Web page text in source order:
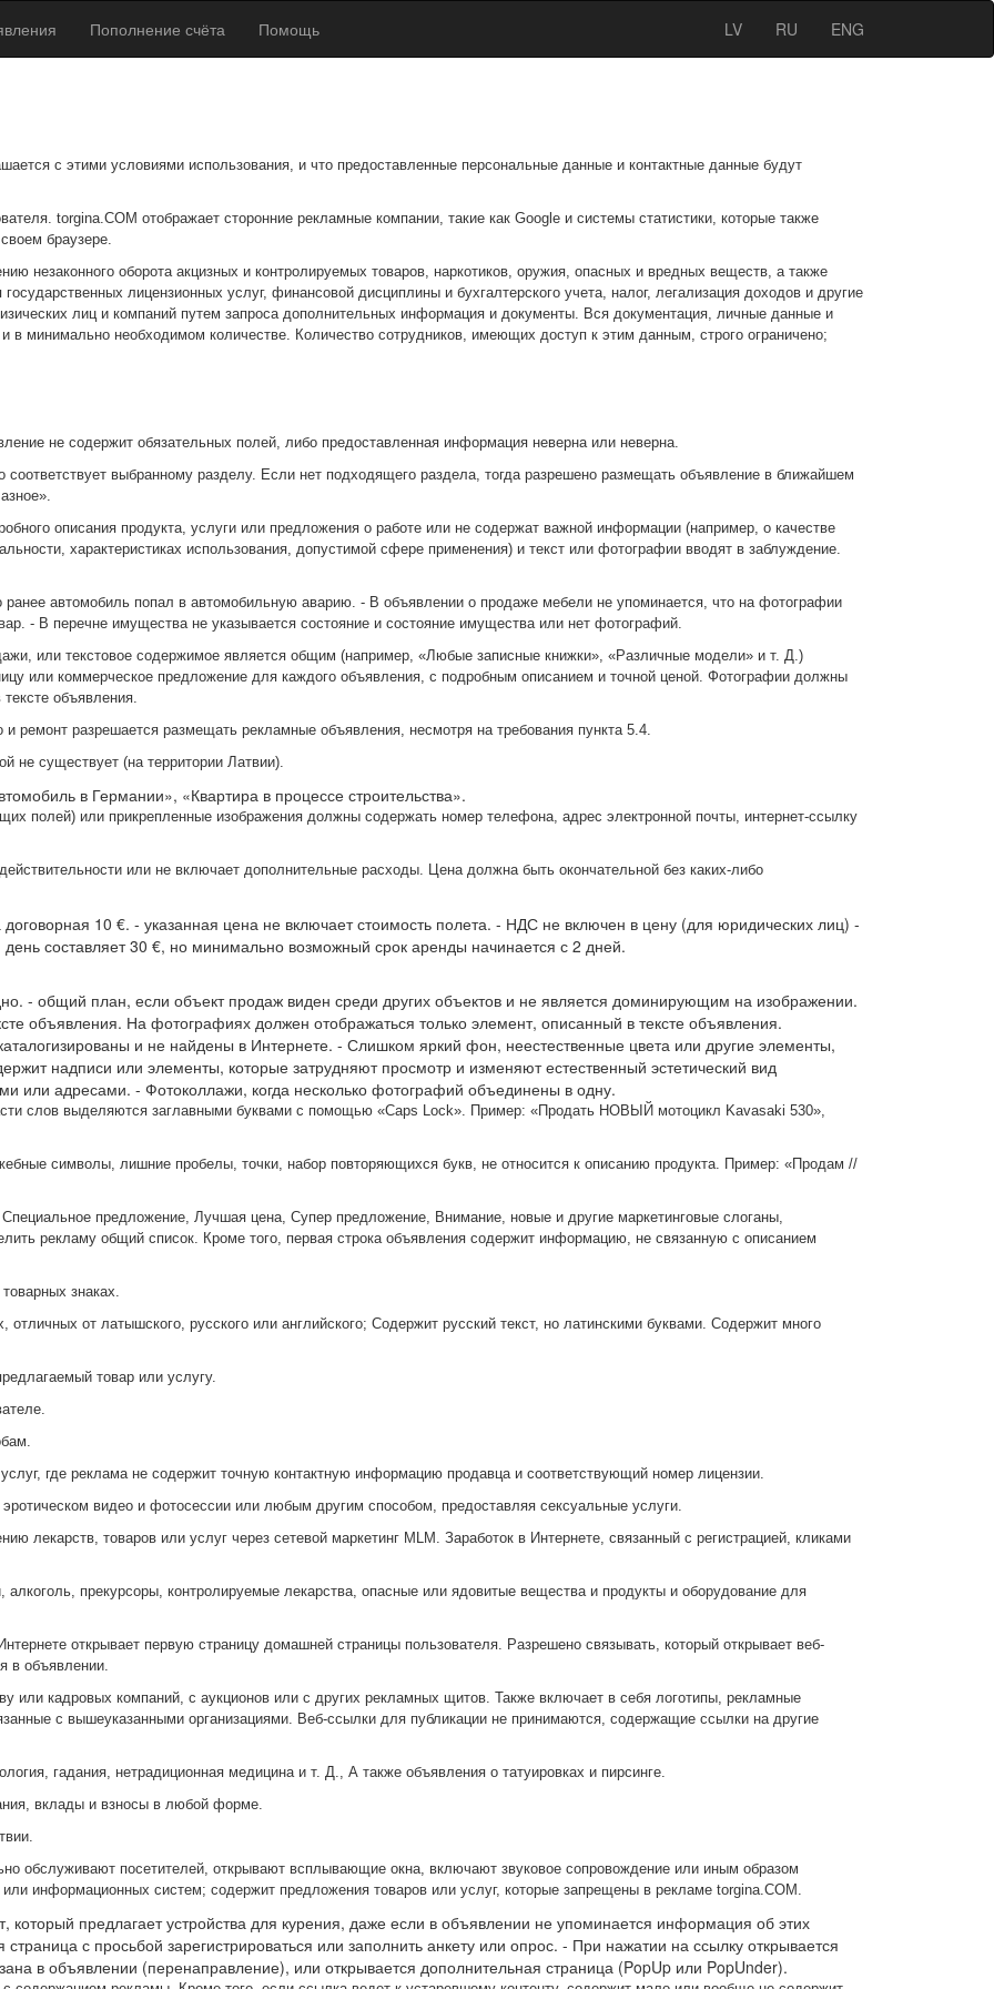
Пополнение счёта Помощь LV RU ENG
с этими условиями использования, и что предоставленные персональные данные и контактные данные будут
torgina.COM отображает сторонние рекламные компании, такие как Google и системы статистики, которые также
браузере.
незаконного оборота акцизных и контролируемых товаров, наркотиков, оружия, опасных и вредных веществ, а также
лицензионных услуг, финансовой дисциплины и бухгалтерского учета, налог, легализация доходов и другие
лиц и компаний путем запроса дополнительных информация и документы. Вся документация, личные данные и
минимально необходимом количестве. Количество сотрудников, имеющих доступ к этим данным, строго ограничено;
не содержит обязательных полей, либо предоставленная информация неверна или неверна.
соответствует выбранному разделу. Если нет подходящего раздела, тогда разрешено размещать объявление в ближайшем
описания продукта, услуги или предложения о работе или не содержат важной информации (например, о качестве
характеристиках использования, допустимой сфере применения) и текст или фотографии вводят в заблуждение.
автомобиль попал в автомобильную аварию. - В объявлении о продаже мебели не упоминается, что на фотографии
- В перечне имущества не указывается состояние и состояние имущества или нет фотографий.
или текстовое содержимое является общим (например, «Любые записные книжки», «Различные модели» и т. Д.)
или коммерческое предложение для каждого объявления, с подробным описанием и точной ценой. Фотографии должны
объявления.
и ремонт разрешается размещать рекламные объявления, несмотря на требования пункта 5.4.
не существует (на территории Латвии).
в Германии», «Квартира в процессе строительства».
полей) или прикрепленные изображения должны содержать номер телефона, адрес электронной почты, интернет-ссылку
или не включает дополнительные расходы. Цена должна быть окончательной без каких-либо
10 €. - указанная цена не включает стоимость полета. - НДС не включен в цену (для юридических лиц) -
составляет 30 €, но минимально возможный срок аренды начинается с 2 дней.
- общий план, если объект продаж виден среди других объектов и не является доминирующим на изображении.
объявления. На фотографиях должен отображаться только элемент, описанный в тексте объявления.
и не найдены в Интернете. - Слишком яркий фон, неестественные цвета или другие элементы,
надписи или элементы, которые затрудняют просмотр и изменяют естественный эстетический вид
или адресами. - Фотоколлажи, когда несколько фотографий объединены в одну.
слов выделяются заглавными буквами с помощью «Caps Lock». Пример: «Продать НОВЫЙ мотоцикл Kavasaki 530»,
символы, лишние пробелы, точки, набор повторяющихся букв, не относится к описанию продукта. Пример: «Продам //
предложение, Лучшая цена, Супер предложение, Внимание, новые и другие маркетинговые слоганы,
рекламу общий список. Кроме того, первая строка объявления содержит информацию, не связанную с описанием
знаках.
от латышского, русского или английского; Содержит русский текст, но латинскими буквами. Содержит много
товар или услугу.
где реклама не содержит точную контактную информацию продавца и соответствующий номер лицензии.
видео и фотосессии или любым другим способом, предоставляя сексуальные услуги.
лекарств, товаров или услуг через сетевой маркетинг MLM. Заработок в Интернете, связанный с регистрацией, кликами
прекурсоры, контролируемые лекарства, опасные или ядовитые вещества и продукты и оборудование для
открывает первую страницу домашней страницы пользователя. Разрешено связывать, который открывает веб-
в объявлении.
или кадровых компаний, с аукционов или с других рекламных щитов. Также включает в себя логотипы, рекламные
с вышеуказанными организациями. Веб-ссылки для публикации не принимаются, содержащие ссылки на другие
гадания, нетрадиционная медицина и т. Д., А также объявления о татуировках и пирсинге.
вклады и взносы в любой форме.
обслуживают посетителей, открывают всплывающие окна, включают звуковое сопровождение или иным образом
информационных систем; содержит предложения товаров или услуг, которые запрещены в рекламе torgina.COM.
предлагает устройства для курения, даже если в объявлении не упоминается информация об этих
с просьбой зарегистрироваться или заполнить анкету или опрос. - При нажатии на ссылку открывается
в объявлении (перенаправление), или открывается дополнительная страница (PopUp или PopUnder).